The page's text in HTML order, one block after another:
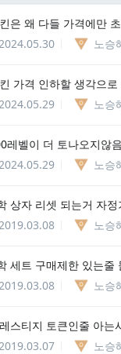
은 왜 다들 가격에만
2024.05.30 노승
가격 인하할 생각으
2024.05.29 노승
레벨이 더 토나오지않
2024.05.29 노승
상자 리셋 되는거 자정
2019.03.08 노승
세트 구매제한 있는줄
2019.03.08 노승
스티지 토큰인줄 아는
2019.03.07 노승